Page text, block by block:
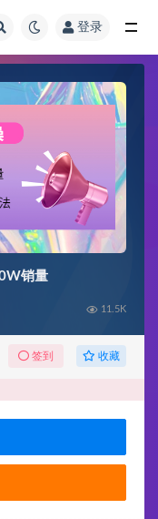
登录
销量
11.5K
签到 收藏